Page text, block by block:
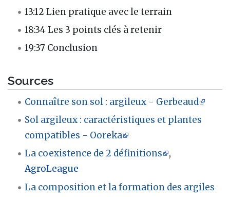
13:12 Lien pratique avec le terrain
18:34 Les 3 points clés à retenir
19:37 Conclusion
Sources
Connaître son sol : argileux - Gerbeaud
Sol argileux : caractéristiques et plantes
compatibles - Ooreka
La coexistence de 2 définitions
,
AgroLeague
La composition et la formation des argiles